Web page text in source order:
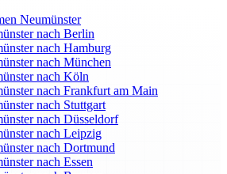
Neumünster
nach Berlin
nach Hamburg
nach München
nach Köln
nach Frankfurt am Main
nach Stuttgart
nach Düsseldorf
nach Leipzig
nach Dortmund
nach Essen